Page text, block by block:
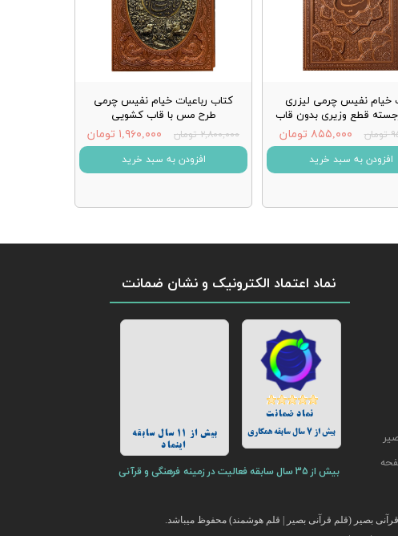
خیام نفیس چرمی لیزری
قطع وزیری بدون قاب
۸۵۵,۰۰۰ تومان
افزودن به سبد خرید
کتاب رباعیات خیام نفیس چرمی
طرح مس با قاب کشویی
۲,۸۰۰,۰۰۰ تومان ۱,۹۶۰,۰۰۰ تومان
افزودن به سبد خرید
بصیر (قلم قرآنی بصیر | قلم هوشمند) محفوظ میباشد.
نماد اعتماد الکترونیک و نشان ضمانت
بیش از 11 سال سابقه
اینماد
بیش از 35 سال سابقه فعالیت در زمینه فرهنگی و قرآنی
بیش از 7 سال سابقه همکاری